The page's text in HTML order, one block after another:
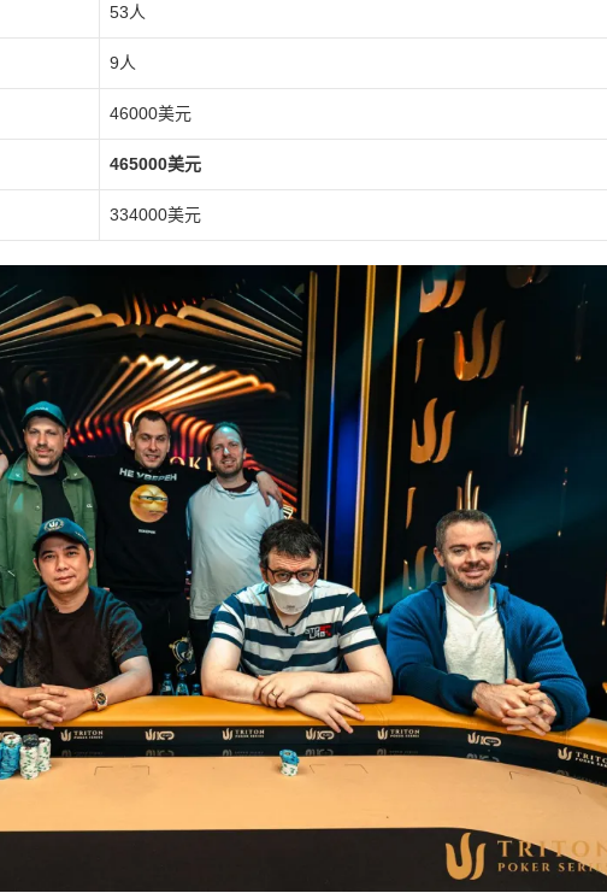
53人
9人
46000美元
465000美元
334000美元